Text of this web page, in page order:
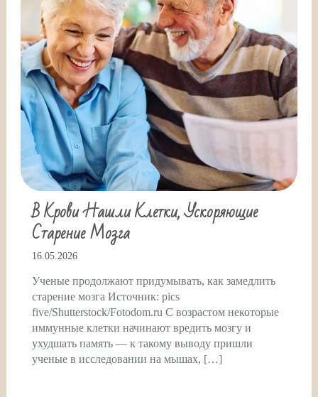
В Крови Нашли Клетки, Ускоряющие
Старение Мозга
16.05.2026
Ученые продолжают придумывать, как замедлить
старение мозга Источник: pics
five/Shutterstock/Fotodom.ru С возрастом некоторые
иммунные клетки начинают вредить мозгу и
ухудшать память — к такому выводу пришли
ученые в исследовании на мышах, […]